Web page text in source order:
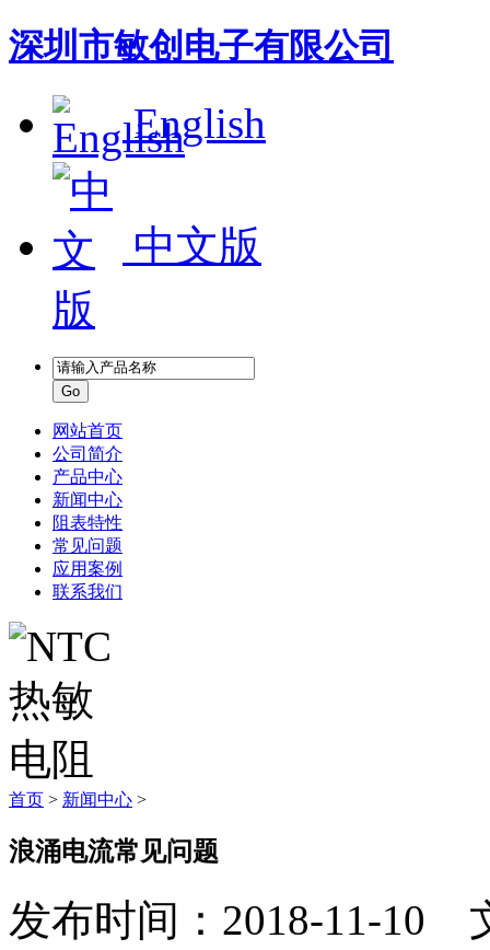
深圳市敏创电子有限公司
English
中文版
网站首页
公司简介
产品中心
新闻中心
阻表特性
常见问题
应用案例
联系我们
首页 > 新闻中心 >
浪涌电流常见问题
发布时间：2018-11-10